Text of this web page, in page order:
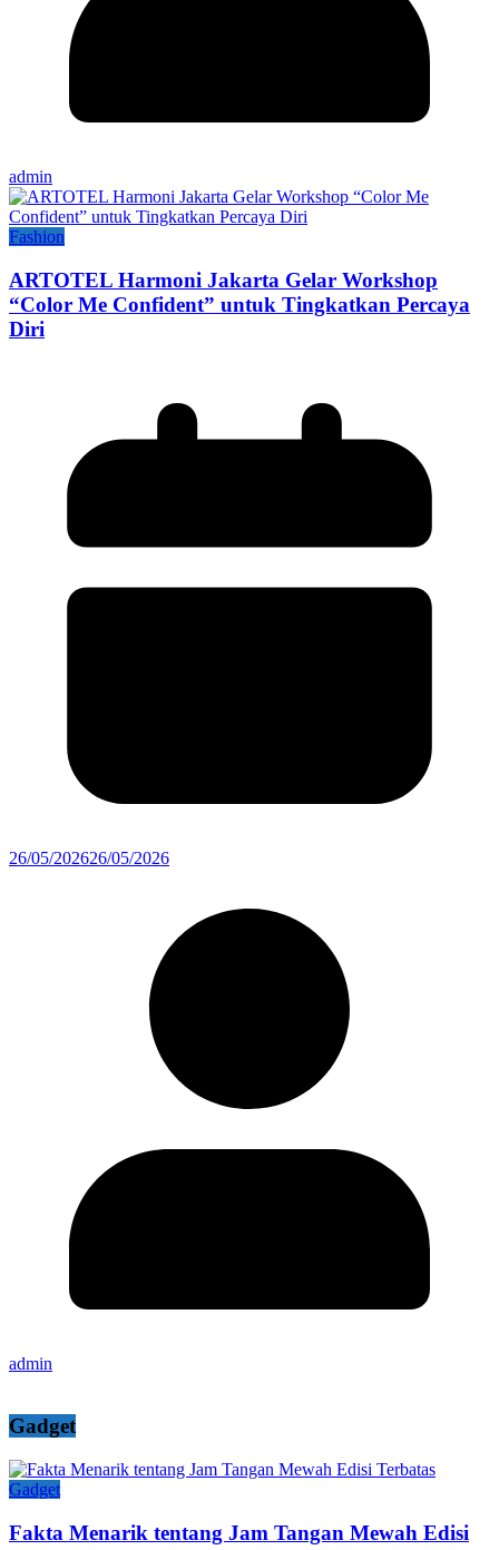
admin
Fashion
ARTOTEL Harmoni Jakarta Gelar Workshop
“Color Me Confident” untuk Tingkatkan Percaya
Diri
26/05/202626/05/2026
admin
Gadget
Gadget
Fakta Menarik tentang Jam Tangan Mewah Edisi